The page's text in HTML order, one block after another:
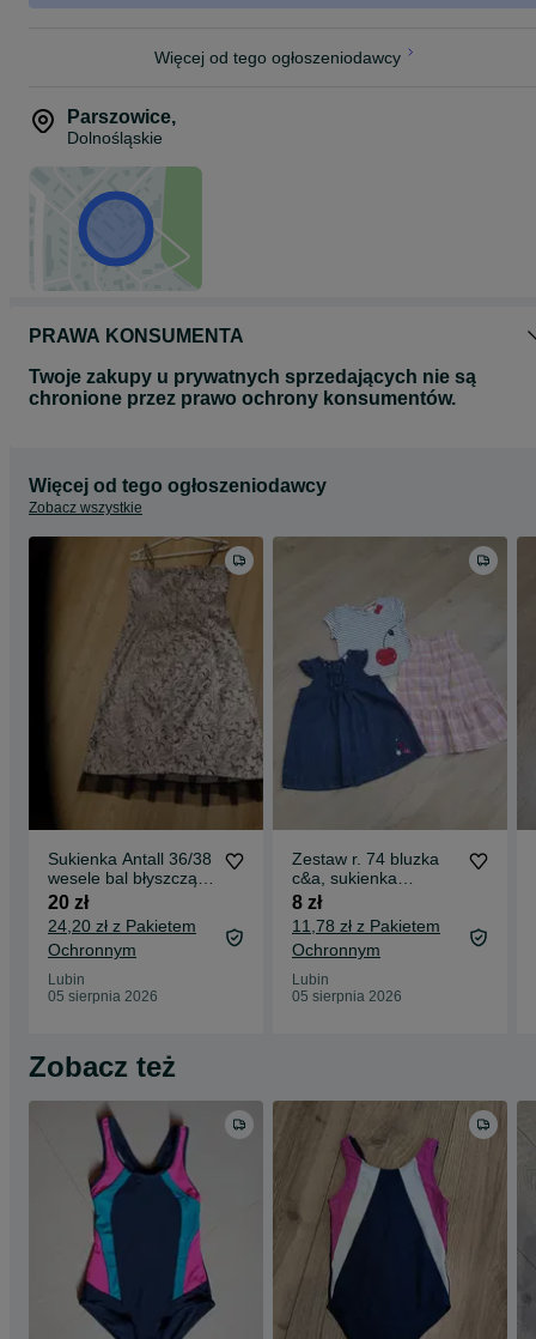
Więcej od tego ogłoszeniodawcy
Parszowice,
Dolnośląskie
PRAWA KONSUMENTA
Twoje zakupy u prywatnych sprzedających nie są
chronione przez prawo ochrony konsumentów.
Więcej od tego ogłoszeniodawcy
Zobacz wszystkie
Sukienka Antall 36/38
wesele bal błyszcząca
brokat tiul
20 zł
24,20 zł z Pakietem
Ochronnym
Lubin
05 sierpnia 2026
Zestaw r. 74 bluzka
c&a, sukienka
dżinsowa c&a,
sukienka cherokee
8 zł
11,78 zł z Pakietem
Ochronnym
Lubin
05 sierpnia 2026
Zobacz też